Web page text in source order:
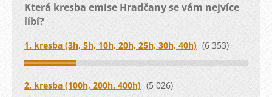
Která kresba emise Hradčany se vám nejvíce
líbí?
1. kresba (3h, 5h, 10h, 20h, 25h, 30h, 40h) (6 353)
2. kresba (100h, 200h. 400h) (5 026)